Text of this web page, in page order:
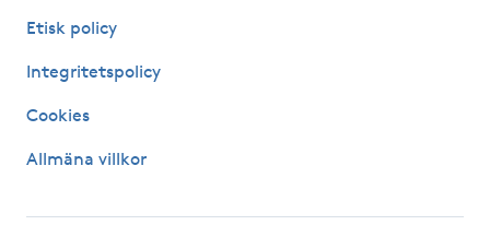
Klippning & Slingor
Etisk policy
Integritetspolicy
Cookies
Allmäna villkor